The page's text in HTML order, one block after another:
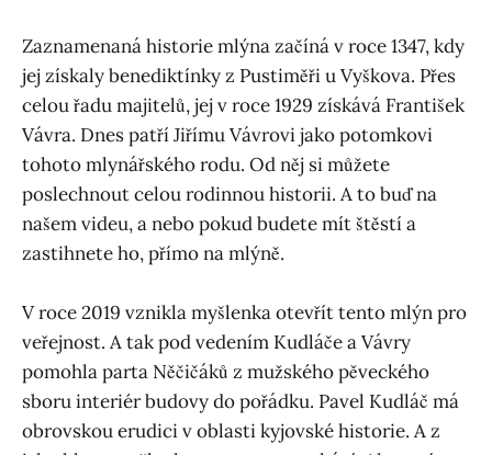
Zaznamenaná historie mlýna začíná v roce 1347, kdy
jej získaly benediktínky z Pustiměři u Vyškova. Přes
celou řadu majitelů, jej v roce 1929 získává František
Vávra. Dnes patří Jiřímu Vávrovi jako potomkovi
tohoto mlynářského rodu. Od něj si můžete
poslechnout celou rodinnou historii. A to buď na
našem videu, a nebo pokud budete mít štěstí a
zastihnete ho, přímo na mlýně.
V roce 2019 vznikla myšlenka otevřít tento mlýn pro
veřejnost. A tak pod vedením Kudláče a Vávry
pomohla parta Něčičáků z mužského pěveckého
sboru interiér budovy do pořádku. Pavel Kudláč má
obrovskou erudici v oblasti kyjovské historie. A z